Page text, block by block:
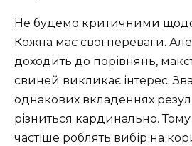
Не будемо критичними
Кожна має свої переваги.
доходить до порівнянь,
свиней викликає інтерес.
однакових вкладеннях
різниться кардинально.
частіше роблять вибір на